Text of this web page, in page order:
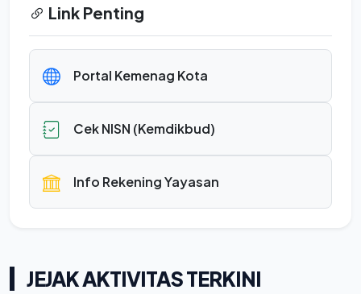
Link Penting
Portal Kemenag Kota
Cek NISN (Kemdikbud)
Info Rekening Yayasan
JEJAK AKTIVITAS TERKINI